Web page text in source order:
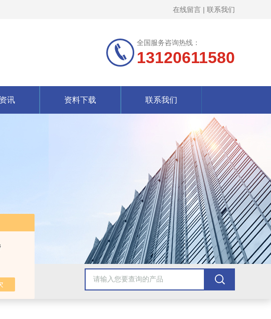
在线留言 | 联系我们
全国服务咨询热线：
13120611580
讯 资料下载 联系我们